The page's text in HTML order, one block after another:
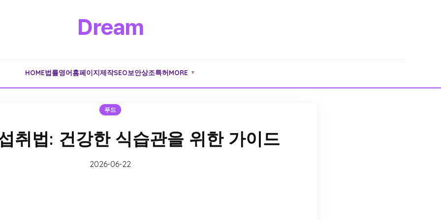
Dream
HOME법률영어홈페이지제작SEO보안상조특허MORE ▼
푸드
취법: 건강한 식습관을 위한 가이드
2026-06-22